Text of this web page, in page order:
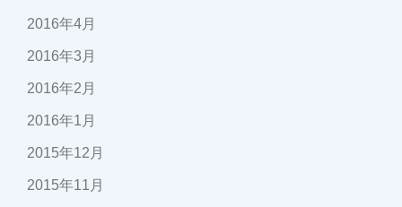
2016年4月
2016年3月
2016年2月
2016年1月
2015年12月
2015年11月